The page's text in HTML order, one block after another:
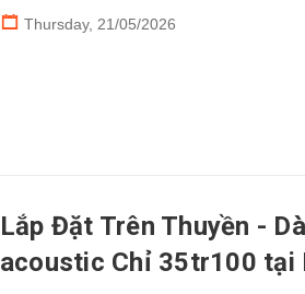
Thursday, 21/05/2026
Lắp Đặt Trên Thuyền -
acoustic Chỉ 35tr100 tại